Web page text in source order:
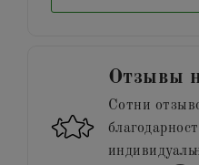
Отзывы
Сотни